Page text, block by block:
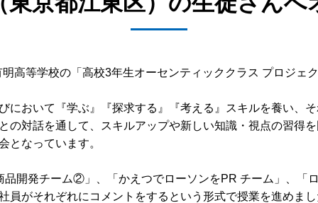
高等学校の「高校3年生オーセンティッククラス プロジェ
において『学ぶ』『探求する』『考える』スキルを養い、
の対話を通して、スキルアップや新しい知識・視点の習得
となっています。
開発チーム②」、「かえつでローソンをPR チーム」、「
員がそれぞれにコメントをするという形式で授業を進めま